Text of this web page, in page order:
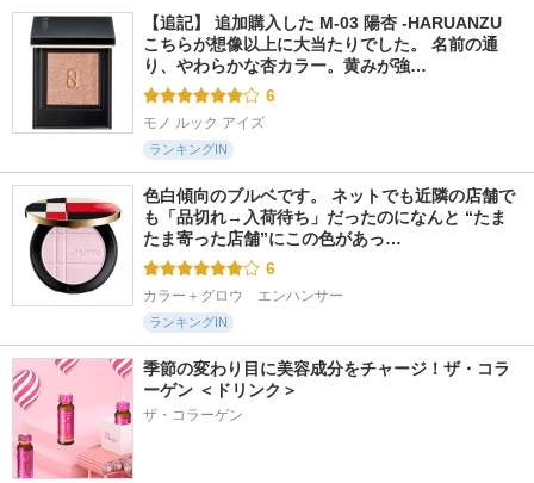
【追記】 追加購入した M-03 陽杏 -HARUANZU
こちらが想像以上に大当たりでした。 名前の通
り、やわらかな杏カラー。黄みが強…
6
モノ ルック アイズ
ランキングIN
色白傾向のブルベです。 ネットでも近隣の店舗で
も「品切れ→入荷待ち」だったのになんと “たま
たま寄った店舗”にこの色があっ…
6
カラー＋グロウ　エンハンサー
ランキングIN
季節の変わり目に美容成分をチャージ！ザ・コラ
ーゲン ＜ドリンク＞
ザ・コラーゲン